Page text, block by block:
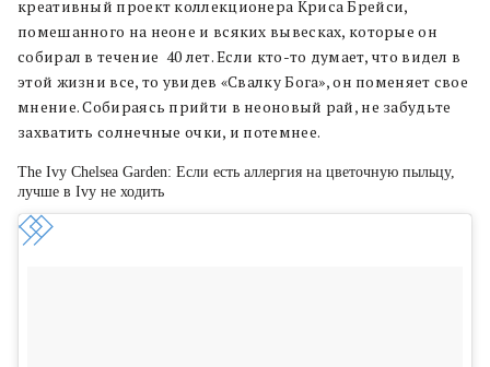
креативный проект коллекционера Криса Брейси,
помешанного на неоне и всяких вывесках, которые он
собирал в течение 40 лет. Если кто-то думает, что видел в
этой жизни все, то увидев «Свалку Бога», он поменяет свое
мнение. Собираясь прийти в неоновый рай, не забудьте
захватить солнечные очки, и потемнее.
The Ivy Chelsea Garden: Если есть аллергия на цветочную пыльцу,
лучше в Ivy не ходить